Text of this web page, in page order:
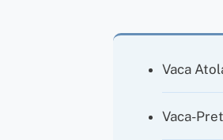
Vaca
Vaca-